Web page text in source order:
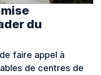
du
faire appel à
de centres de